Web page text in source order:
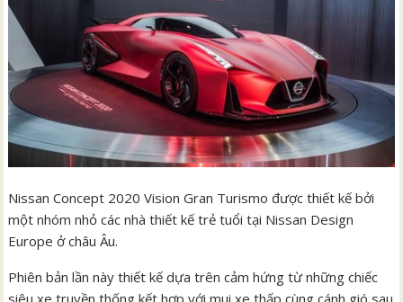
Nissan Concept 2020 Vision Gran Turismo được thiết kế bởi
một nhóm nhỏ các nhà thiết kế trẻ tuổi tại Nissan Design
Europe ở châu Âu.
Phiên bản lần này thiết kế dựa trên cảm hứng từ những chiếc
siêu xe truyền thống kết hợp với mui xe thấp cùng cánh gió sau